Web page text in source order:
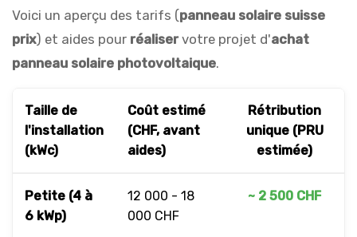
Voici un aperçu des tarifs (panneau solaire suisse
prix) et aides pour réaliservotre projet d'achat
panneau solaire photovoltaique.
Taille de
l'installation
(kWc)
Coût estimé
(CHF, avant
aides)
Rétribution
unique (PRU
estimée)
Petite (4 à
6 kWp)
12 000 - 18
000 CHF
~ 2 500 CHF